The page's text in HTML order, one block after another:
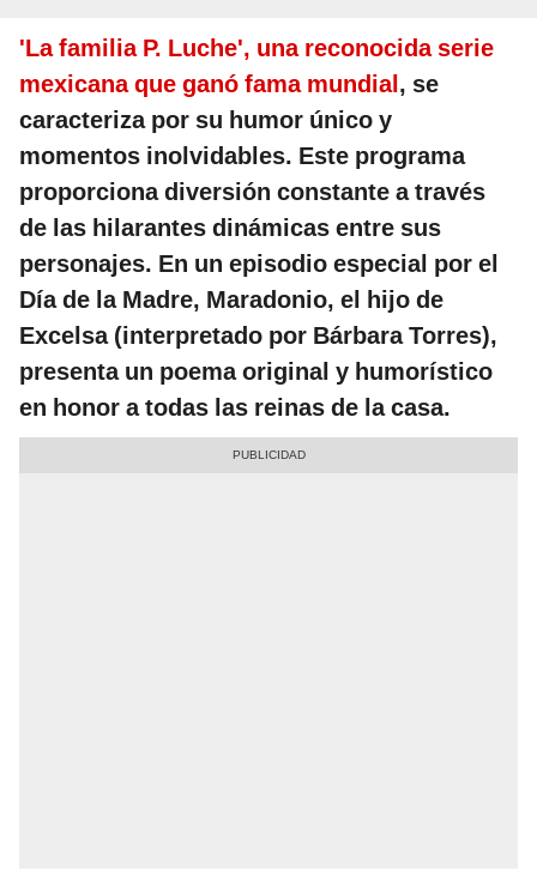
'La familia P. Luche', una reconocida serie
mexicana que ganó fama mundial, se
caracteriza por su humor único y
momentos inolvidables. Este programa
proporciona diversión constante a través
de las hilarantes dinámicas entre sus
personajes. En un episodio especial por el
Día de la Madre, Maradonio, el hijo de
Excelsa (interpretado por Bárbara Torres),
presenta un poema original y humorístico
en honor a todas las reinas de la casa.